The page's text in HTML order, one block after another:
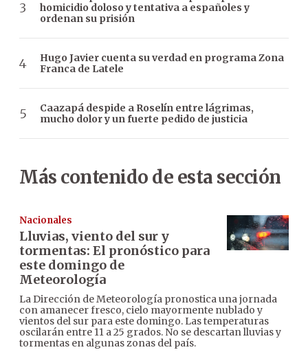
homicidio doloso y tentativa a españoles y
ordenan su prisión
Hugo Javier cuenta su verdad en programa Zona
Franca de Latele
Caazapá despide a Roselín entre lágrimas,
mucho dolor y un fuerte pedido de justicia
Más contenido de esta sección
Nacionales
Lluvias, viento del sur y
tormentas: El pronóstico para
este domingo de
Meteorología
La Dirección de Meteorología pronostica una jornada
con amanecer fresco, cielo mayormente nublado y
vientos del sur para este domingo. Las temperaturas
oscilarán entre 11 a 25 grados. No se descartan lluvias y
tormentas en algunas zonas del país.